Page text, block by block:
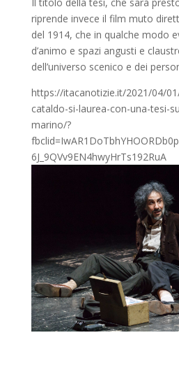
riprende invece il film muto
del 1914, che in qualche modo
d’animo e spazi angusti e
dell’universo scenico e dei
https://itacanotizie.it/2021/04/
cataldo-si-laurea-con-una-tesi-
marino/?
6J_9QVv9EN4hwyHrTs192RuA